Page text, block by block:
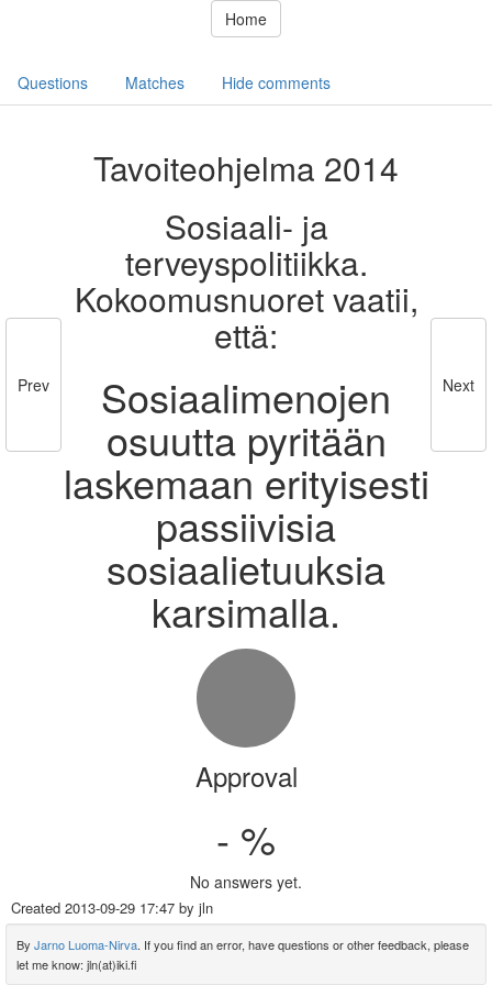
Home
Questions Matches Hide comments
Prev
Tavoiteohjelma 2014
Sosiaali- ja
terveyspolitiikka.
Kokoomusnuoret vaatii,
että:
Sosiaalimenojen
osuutta pyritään
laskemaan erityisesti
passiivisia
sosiaalietuuksia
karsimalla.
Next
Approval
- %
No answers yet.
Created 2013-09-29 17:47 by jln
By Jarno Luoma-Nirva. If you find an error, have questions or other feedback, please
let me know: jln(at)iki.fi